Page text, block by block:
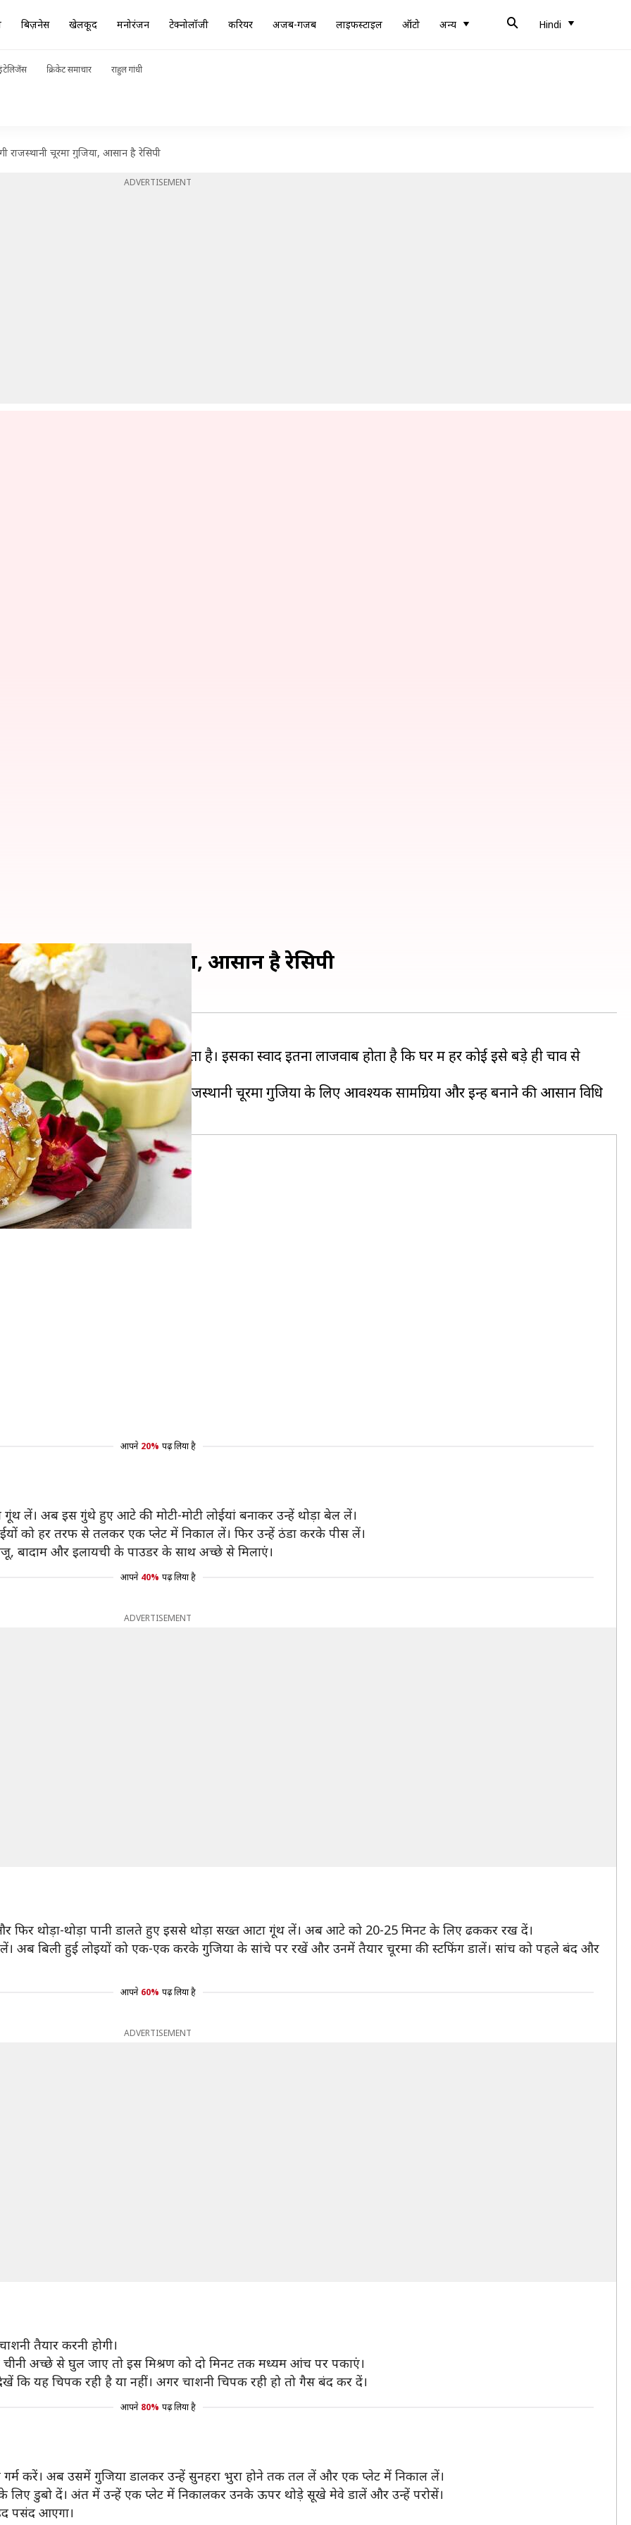
बिज़नेस खेलकूद मनोरंजन टेक्नोलॉजी करियर अजब-गजब लाइफस्टाइल ऑटो अन्य Hindi
क्रिकेट समाचार राहुल गांधी
राजस्थानी चूरमा गुजिया, आसान है रेसिपी
ADVERTISEMENT
चूरमा गुजिया, आसान है रेसिपी
खास अवसरों के जश्न को दोगुना कर देता है। इसका स्वाद इतना लाजवाब होता है कि घर में हर कोई इसे बड़े ही चाव से
काफी आसान है। चलिए फिर राजस्थानी चूरमा गुजिया के लिए आवश्यक सामग्रियों और इन्हें बनाने की आसान विधि
आपने 20% पढ़ लिया है
अब इस गुंथे हुए आटे की मोटी-मोटी लोईयां बनाकर उन्हें थोड़ा बेल लें।
को हर तरफ से तलकर एक प्लेट में निकाल लें। फिर उन्हें ठंडा करके पीस लें।
बादाम और इलायची के पाउडर के साथ अच्छे से मिलाएं।
आपने 40% पढ़ लिया है
ADVERTISEMENT
फिर थोड़ा-थोड़ा पानी डालते हुए इससे थोड़ा सख्त आटा गूंथ लें। अब आटे को 20-25 मिनट के लिए ढककर रख दें।
लें। अब बिली हुई लोइयों को एक-एक करके गुजिया के सांचे पर रखें और उनमें तैयार चूरमा की स्टफिंग डालें। सांच को पहले बंद और
आपने 60% पढ़ लिया है
ADVERTISEMENT
तैयार करनी होगी।
अच्छे से घुल जाए तो इस मिश्रण को दो मिनट तक मध्यम आंच पर पकाएं।
यह चिपक रही है या नहीं। अगर चाशनी चिपक रही हो तो गैस बंद कर दें।
आपने 80% पढ़ लिया है
करें। अब उसमें गुजिया डालकर उन्हें सुनहरा भुरा होने तक तल लें और एक प्लेट में निकाल लें।
लिए डुबो दें। अंत में उन्हें एक प्लेट में निकालकर उनके ऊपर थोड़े सूखे मेवे डालें और उन्हें परोसें।
पसंद आएगा।